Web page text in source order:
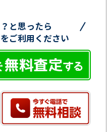
と思ったら
ご利用ください